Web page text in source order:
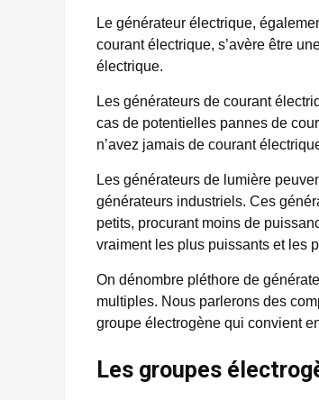
Le générateur électrique,
courant électrique, s’avère être
électrique.
Les générateurs de courant
cas de potentielles pannes de
n’avez jamais de courant
Les générateurs de lumière
générateurs industriels. Ces
petits, procurant moins de
vraiment les plus puissants et les
On dénombre pléthore de
multiples. Nous parlerons des
groupe électrogène qui convient
Les groupes